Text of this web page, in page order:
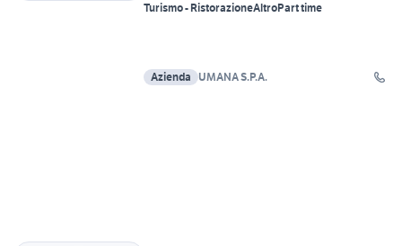
Turismo - RistorazioneAltroPart time
Azienda UMANA S.P.A.